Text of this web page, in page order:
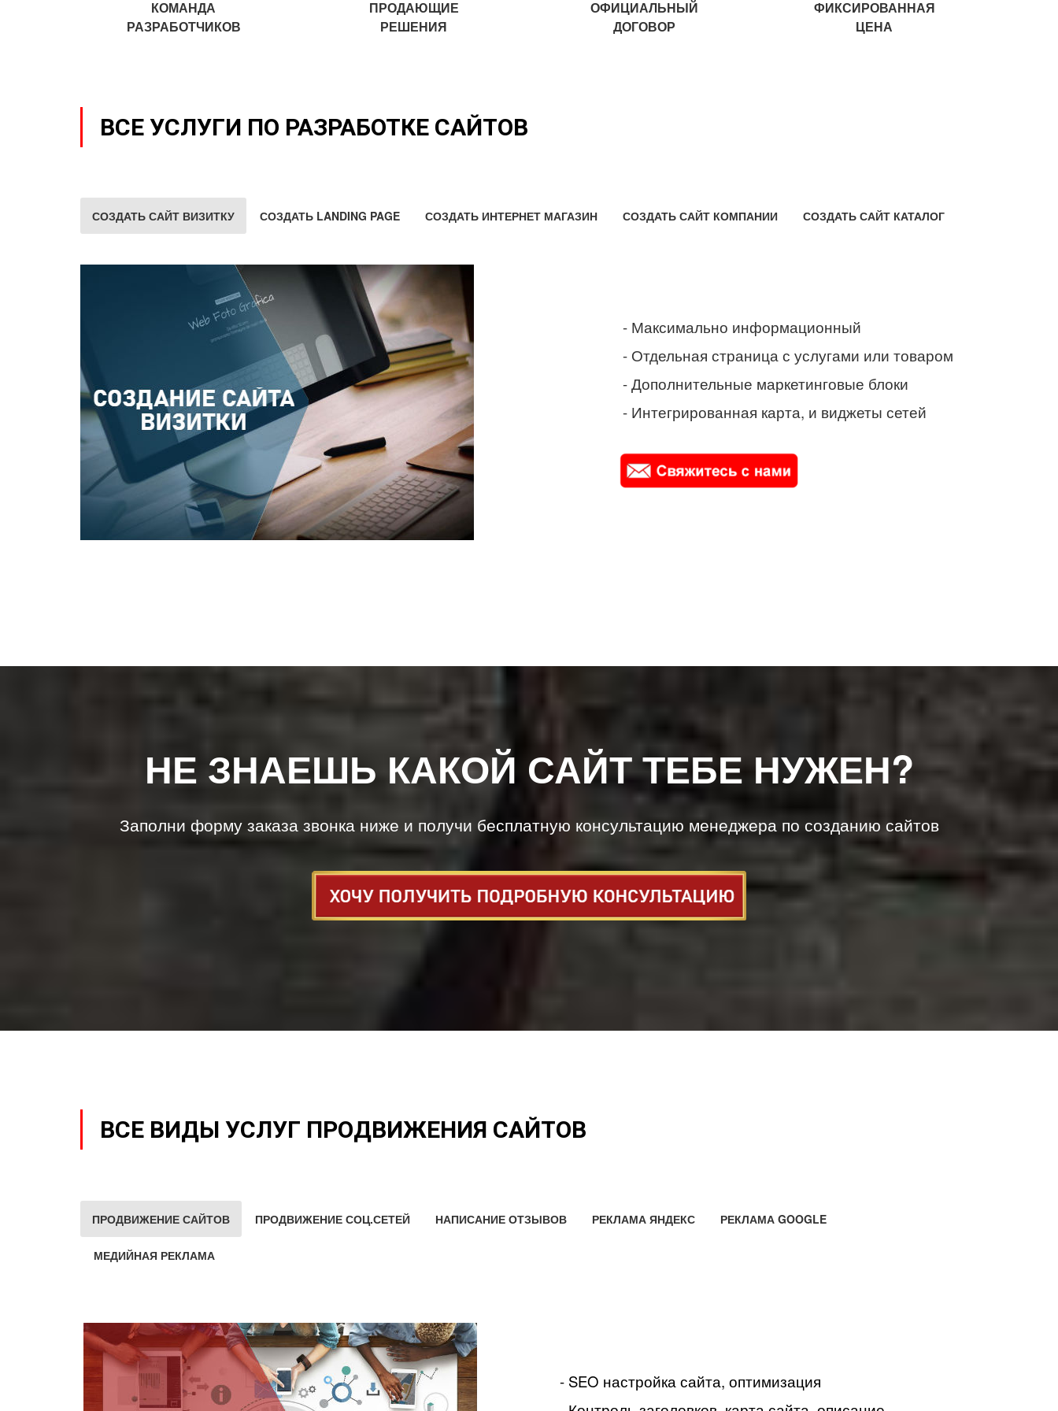
КОМАНДА
РАЗРАБОТЧИКОВ
ПРОДАЮЩИЕ
РЕШЕНИЯ
ОФИЦИАЛЬНЫЙ
ДОГОВОР
ФИКСИРОВАННАЯ
ЦЕНА
ВСЕ УСЛУГИ ПО РАЗРАБОТКЕ САЙТОВ
СОЗДАТЬ САЙТ ВИЗИТКУ СОЗДАТЬ LANDING PAGE СОЗДАТЬ ИНТЕРНЕТ МАГАЗИН СОЗДАТЬ САЙТ КОМПАНИИ СОЗДАТЬ САЙТ КАТАЛОГ
- Максимально информационный
- Отдельная страница с услугами или товаром
- Дополнительные маркетинговые блоки
- Интегрированная карта, и виджеты сетей
НЕ ЗНАЕШЬ КАКОЙ САЙТ ТЕБЕ НУЖЕН?
Заполни форму заказа звонка ниже и получи бесплатную консультацию менеджера по созданию сайтов
ВСЕ ВИДЫ УСЛУГ ПРОДВИЖЕНИЯ САЙТОВ
ПРОДВИЖЕНИЕ САЙТОВ ПРОДВИЖЕНИЕ СОЦ.СЕТЕЙ НАПИСАНИЕ ОТЗЫВОВ РЕКЛАМА ЯНДЕКС РЕКЛАМА GOOGLE
МЕДИЙНАЯ РЕКЛАМА
- SEO настройка сайта, оптимизация